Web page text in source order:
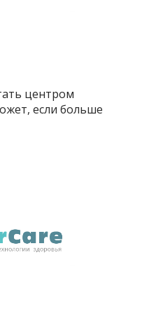
центром
если больше